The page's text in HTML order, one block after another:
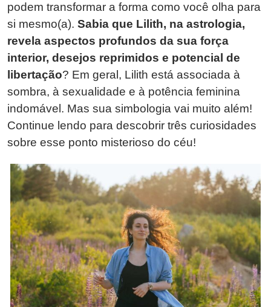
podem transformar a forma como você olha para
si mesmo(a). Sabia que Lilith, na astrologia,
revela aspectos profundos da sua força
interior, desejos reprimidos e potencial de
libertação? Em geral, Lilith está associada à
sombra, à sexualidade e à potência feminina
indomável. Mas sua simbologia vai muito além!
Continue lendo para descobrir três curiosidades
sobre esse ponto misterioso do céu!